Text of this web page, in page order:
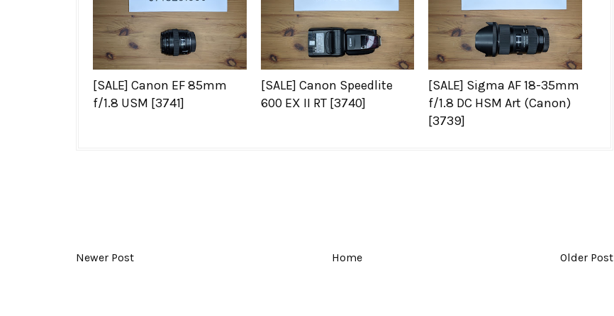
[SALE] Canon EF 85mm
f/1.8 USM [3741]
[SALE] Canon Speedlite
600 EX II RT [3740]
[SALE] Sigma AF 18-35mm
f/1.8 DC HSM Art (Canon)
[3739]
Newer Post Home Older Post